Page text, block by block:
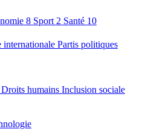
8 Sport 2 Santé 10
internationale Partis politiques
Droits humains Inclusion sociale